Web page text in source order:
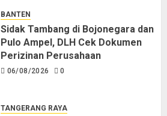
BANTEN
Sidak Tambang di Bojonegara dan
Pulo Ampel, DLH Cek Dokumen
Perizinan Perusahaan
06/08/2026 0
TANGERANG RAYA